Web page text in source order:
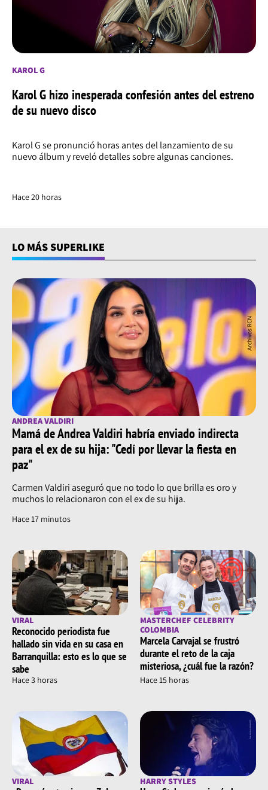
KAROL G
Karol G hizo inesperada confesión antes del estreno
de su nuevo disco
Karol G se pronunció horas antes del lanzamiento de su
nuevo álbum y reveló detalles sobre algunas canciones.
Hace 20 horas
LO MÁS SUPERLIKE
ANDREA VALDIRI
Mamá de Andrea Valdiri habría enviado indirecta
para el ex de su hija: "Cedí por llevar la fiesta en
paz"
Carmen Valdiri aseguró que no todo lo que brilla es oro y
muchos lo relacionaron con el ex de su hija.
Hace 17 minutos
VIRAL
Reconocido periodista fue
hallado sin vida en su casa en
Barranquilla: esto es lo que se
sabe
Hace 3 horas
MASTERCHEF CELEBRITY
COLOMBIA
Marcela Carvajal se frustró
durante el reto de la caja
misteriosa, ¿cuál fue la razón?
Hace 15 horas
VIRAL HARRY STYLES